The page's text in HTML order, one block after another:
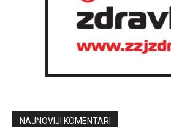
NAJNOVIJI KOMENTARI